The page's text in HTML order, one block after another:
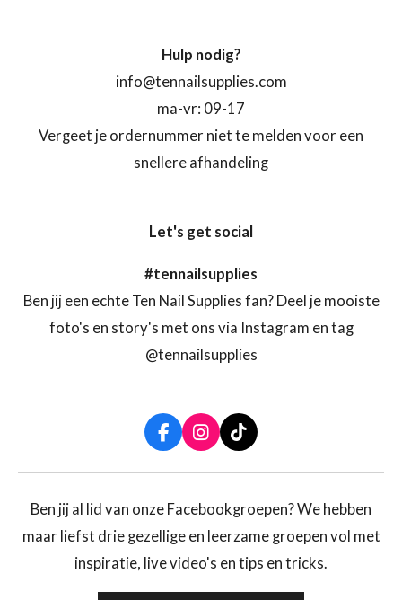
Hulp nodig?
info@tennailsupplies.com
ma-vr: 09-17
Vergeet je ordernummer niet te melden voor een
snellere afhandeling
Let's get social
#tennailsupplies
Ben jij een echte Ten Nail Supplies fan? Deel je mooiste
foto's en story's met ons via Instagram en tag
@tennailsupplies
F
a
c
b
o
k
I
n
s
a
r
a
T
i
k
o
Ben jij al lid van onze Facebookgroepen? We hebben
maar liefst drie gezellige en leerzame groepen vol met
inspiratie, live video's en tips en tricks.